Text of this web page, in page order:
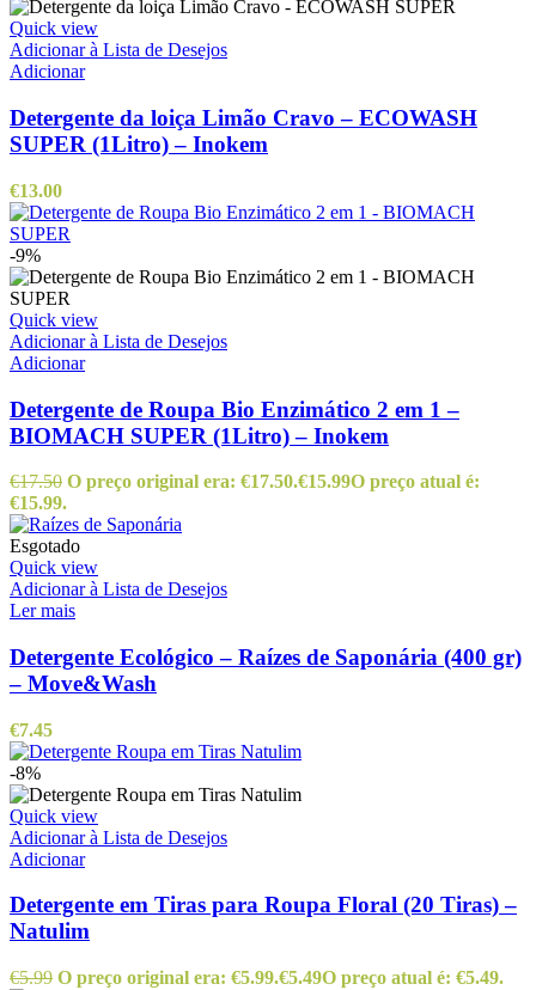
Quick view
Adicionar à Lista de Desejos
Adicionar
Detergente da loiça Limão Cravo – ECOWASH
SUPER (1Litro) – Inokem
€13.00
-9%
Quick view
Adicionar à Lista de Desejos
Adicionar
Detergente de Roupa Bio Enzimático 2 em 1 –
BIOMACH SUPER (1Litro) – Inokem
€17.50 O preço original era: €17.50.€15.99O preço atual é:
€15.99.
Esgotado
Quick view
Adicionar à Lista de Desejos
Ler mais
Detergente Ecológico – Raízes de Saponária (400 gr)
– Move&Wash
€7.45
-8%
Quick view
Adicionar à Lista de Desejos
Adicionar
Detergente em Tiras para Roupa Floral (20 Tiras) –
Natulim
€5.99 O preço original era: €5.99.€5.49O preço atual é: €5.49.